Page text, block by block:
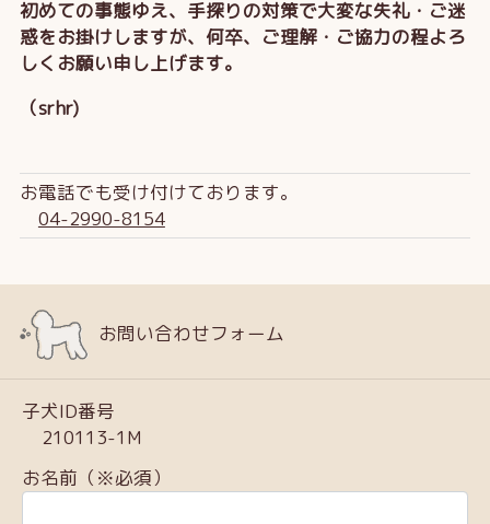
初めての事態ゆえ、手探りの対策で大変な失礼・ご迷
惑をお掛けしますが、何卒、ご理解・ご協力の程よろ
しくお願い申し上げます。
（srhr)
お電話でも受け付けております。
04-2990-8154
お問い合わせフォーム
子犬ID番号
210113-1M
お名前（※必須）